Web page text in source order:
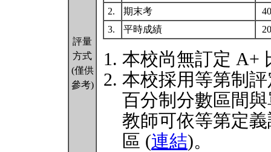
評量
方式
(僅供
參考)
2.
期末考
3.
平時成績
本校尚無訂定 A+
本校採用等第制
百分制分數區間
教師可依等第定
區 (連結)。